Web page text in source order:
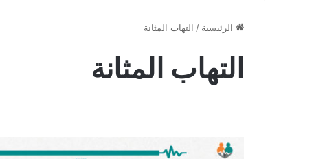
الرئيسية / التهاب المثانة
التهاب المثانة